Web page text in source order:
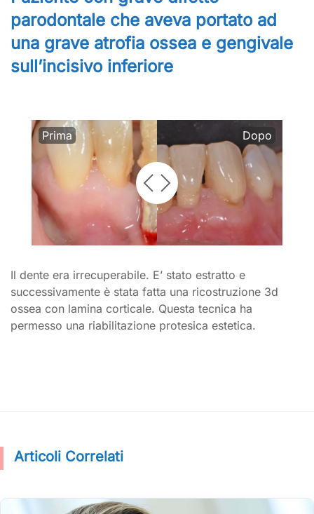
parodontale che aveva portato ad
una grave atrofia ossea e gengivale
sull’incisivo inferiore
Dopo
Prima
Il dente era irrecuperabile. E’ stato estratto e
successivamente è stata fatta una ricostruzione 3d
ossea con lamina corticale. Questa tecnica ha
permesso una riabilitazione protesica estetica.
Articoli Correlati